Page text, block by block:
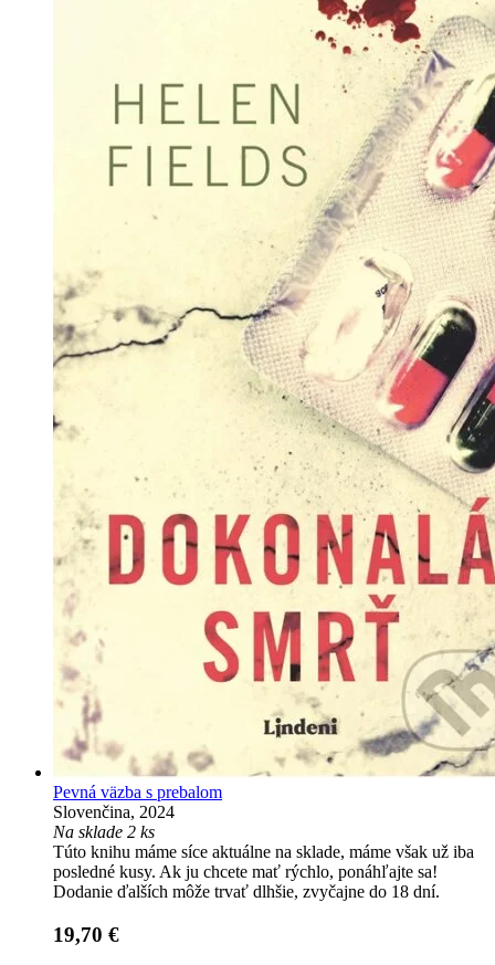
Pevná väzba s prebalom
Slovenčina, 2024
Na sklade 2 ks
Túto knihu máme síce aktuálne na sklade, máme však už iba
posledné kusy. Ak ju chcete mať rýchlo, ponáhľajte sa!
Dodanie ďalších môže trvať dlhšie, zvyčajne do 18 dní.
19,70 €